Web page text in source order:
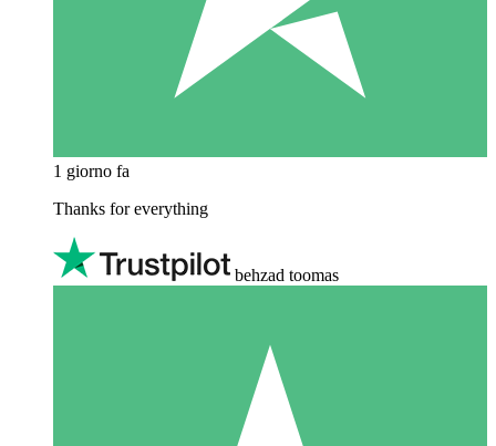
1 giorno fa
Thanks for everything
behzad toomas